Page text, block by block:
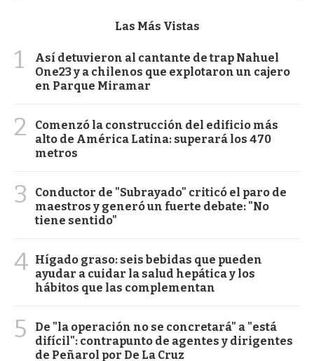
Las Más Vistas
1
Así detuvieron al cantante de trap Nahuel
One23 y a chilenos que explotaron un cajero
en Parque Miramar
2
Comenzó la construcción del edificio más
alto de América Latina: superará los 470
metros
3
Conductor de "Subrayado" criticó el paro de
maestros y generó un fuerte debate: "No
tiene sentido"
4 Hígado graso: seis bebidas que pueden
ayudar a cuidar la salud hepática y los
hábitos que las complementan
5
De "la operación no se concretará" a "está
difícil": contrapunto de agentes y dirigentes
de Peñarol por De La Cruz